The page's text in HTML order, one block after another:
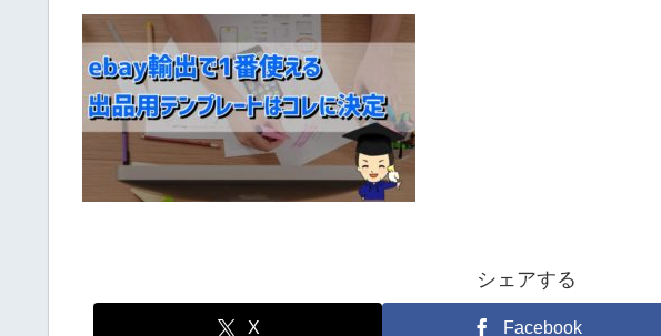
シェアする
X Facebook